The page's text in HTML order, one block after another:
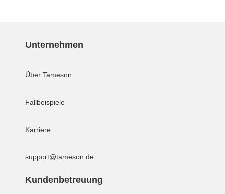
Unternehmen
Über Tameson
Fallbeispiele
Karriere
support@tameson.de
Kundenbetreuung